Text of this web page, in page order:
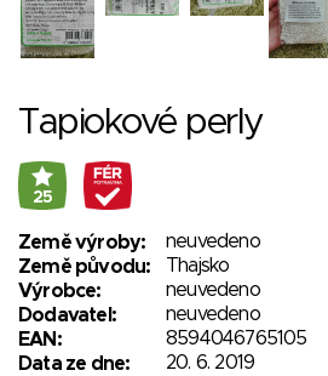
Tapiokové perly
25
Země výroby:
neuvedeno
Země původu:
Thajsko
Výrobce:
neuvedeno
Dodavatel:
neuvedeno
EAN:
8594046765105
Data ze dne:
20. 6. 2019